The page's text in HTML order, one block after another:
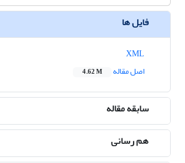
فایل ها
اصل مقاله
4.62 M
سابقه مقاله
هم رسانی